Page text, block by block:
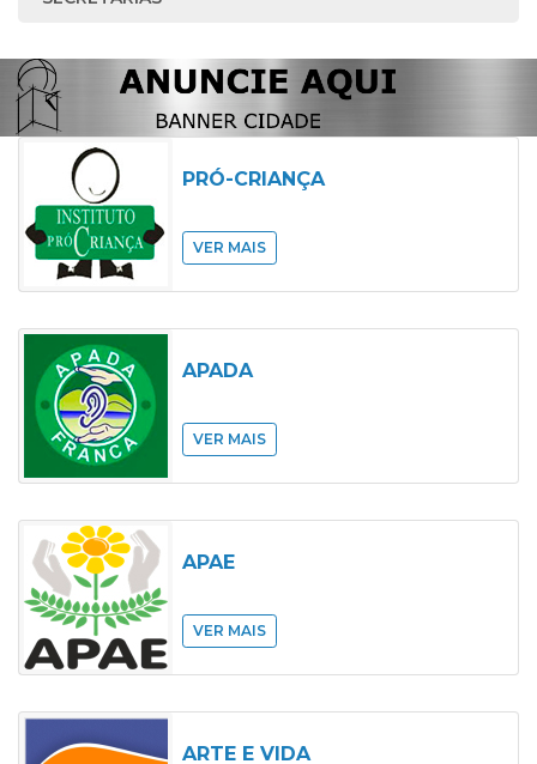
PRÓ-CRIANÇA
VER MAIS
APADA
VER MAIS
APAE
VER MAIS
ARTE E VIDA